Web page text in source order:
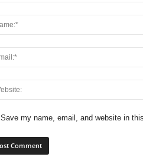
Save my name, email, and website in